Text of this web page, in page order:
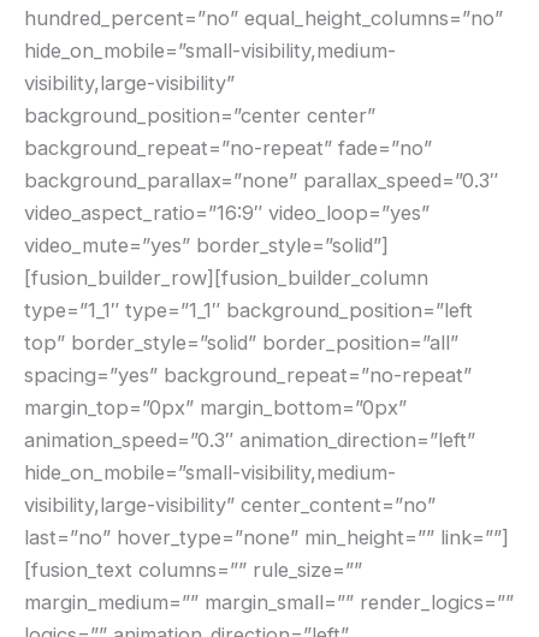
hundred_percent=”no” equal_height_columns=”no”
hide_on_mobile=”small-visibility,medium-
visibility,large-visibility”
background_position=”center center”
background_repeat=”no-repeat” fade=”no”
background_parallax=”none” parallax_speed=”0.3″
video_aspect_ratio=”16:9″ video_loop=”yes”
video_mute=”yes” border_style=”solid”]
[fusion_builder_row][fusion_builder_column
type=”1_1″ type=”1_1″ background_position=”left
top” border_style=”solid” border_position=”all”
spacing=”yes” background_repeat=”no-repeat”
margin_top=”0px” margin_bottom=”0px”
animation_speed=”0.3″ animation_direction=”left”
hide_on_mobile=”small-visibility,medium-
visibility,large-visibility” center_content=”no”
last=”no” hover_type=”none” min_height=”” link=””]
[fusion_text columns=”” rule_size=””
margin_medium=”” margin_small=”” render_logics=””